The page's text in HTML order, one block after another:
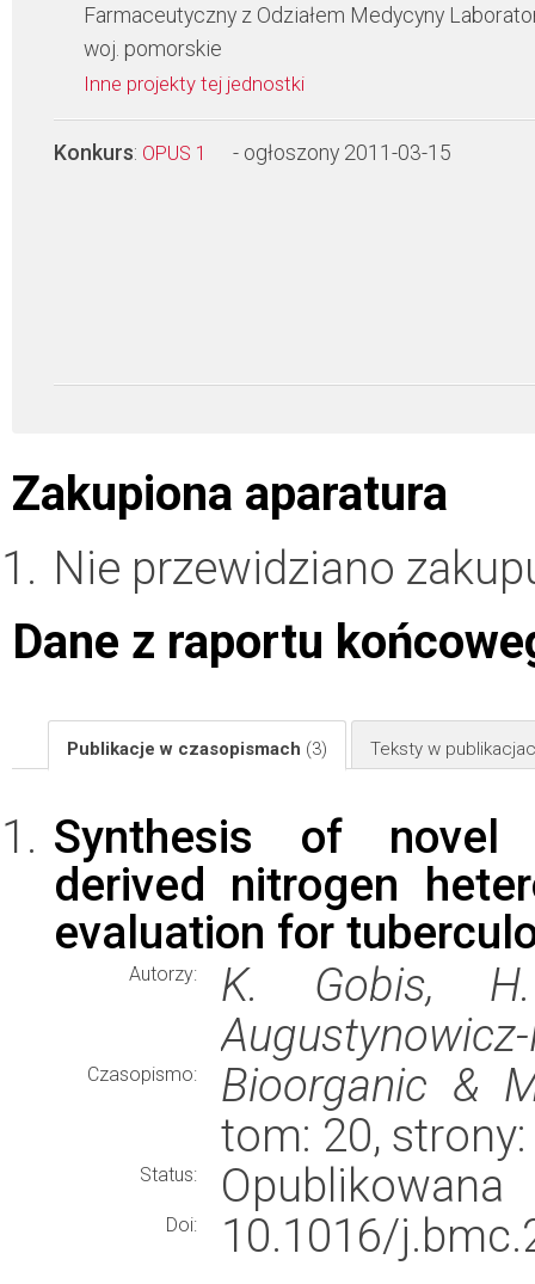
Farmaceutyczny z Odziałem Medycyny
woj. pomorskie
Inne projekty tej jednostki
Konkurs: OPUS 1 - ogłoszony 2011-03-15
Zakupiona aparatura
Nie przewidziano
Dane z raportu
Publikacje w czasopismach (3) Teksty w
Synthesis of novel
derived nitrogen
evaluation for
Autorzy:
K. Gobis,
Czasopismo:
Bioorganic &
tom: 20,
Status: Opublikowana
Doi:
10.1016/